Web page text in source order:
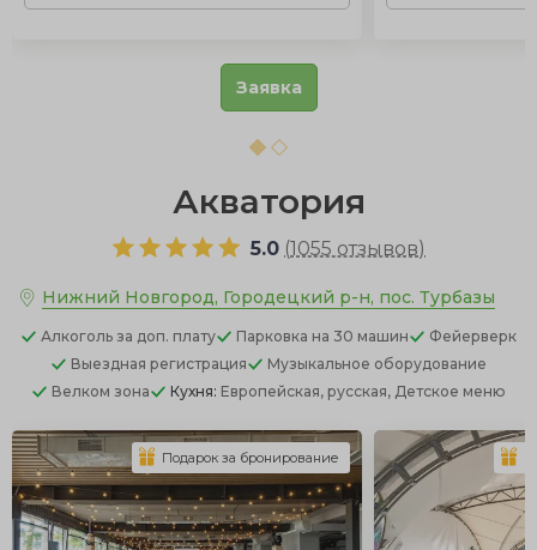
Заявка
Акватория
5.0 (1055 отзывов)
Нижний Новгород, Городецкий р-н, пос. Турбазы
Алкоголь за доп. плату Парковка на 30 машин
Фейерверк
Выездная регистрация
Музыкальное оборудование
Велком зона
Кухня: Европейская, русская, Детское меню
Подарок за бронирование